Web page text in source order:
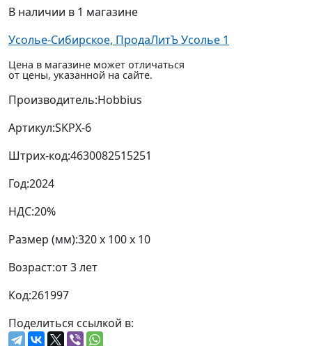
В наличии в 1 магазине
Усолье-Сибирское, ПродаЛитЪ Усолье 1
Цена в магазине может отличаться
от цены, указанной на сайте.
Производитель:Hobbius
Артикул:SKPX-6
Штрих-код:4630082515251
Год:2024
НДС:20%
Размер (мм):320 x 100 x 10
Возраст:от 3 лет
Код:261997
Поделиться ссылкой в: